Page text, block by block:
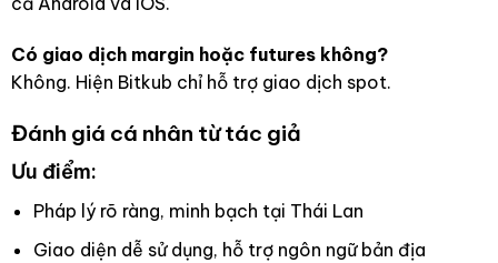
Có giao dịch margin hoặc futures không?
Không. Hiện Bitkub chỉ hỗ trợ giao dịch spot.
Đánh giá cá nhân từ tác giả
Ưu điểm:
Pháp lý rõ ràng, minh bạch tại Thái Lan
Giao diện dễ sử dụng, hỗ trợ ngôn ngữ bản địa